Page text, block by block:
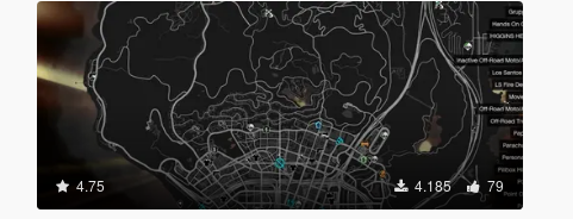
4.75 4.185 79